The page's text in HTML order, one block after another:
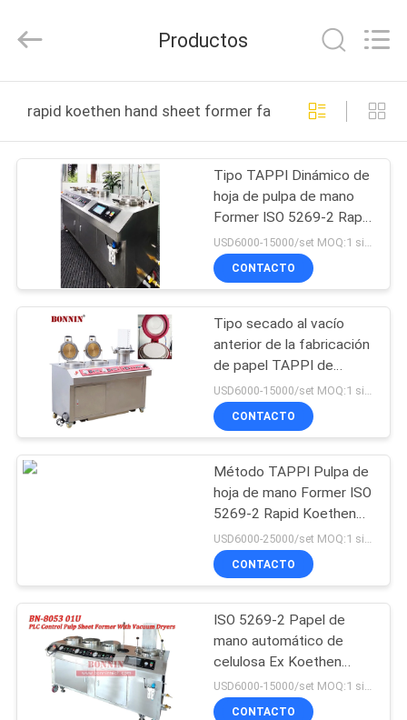
PRODUCTOS
VÍDEOS
SOBRE
NOSOTROS
VIAJE
FÁBRICA
ÉNTRENOS
CONTACTO
Developed
Productos
rapid koethen hand sheet former fabricación en línea
Tipo TAPPI Dinámico de
hoja de pulpa de mano
Former ISO 5269-2 Rapid
Koethen Pulp hoja
automática Former con
tres secadores de vacío
USD6000-15000/set MOQ:1 sistema
CONTACTO
Tipo secado al vacío
anterior de la fabricación
de papel TAPPI de
Koethen de la pulpa de la
hoja rápida de la mano
CONTACTO
Método TAPPI Pulpa de
hoja de mano Former ISO
5269-2 Rapid Koethen
Pulpa de hoja automática
Former con tres
secadores de vacío
CONTACTO
ISO 5269-2 Papel de
mano automático de
celulosa Ex Koethen
rápido
USD6000-15000/set MOQ:1 sistema
CONTACTO